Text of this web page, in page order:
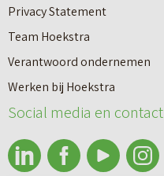
Nieuwbouw
Huren
Privacy Statement
Team Hoekstra
Verantwoord ondernemen
Werken bij Hoekstra
Social media en contact